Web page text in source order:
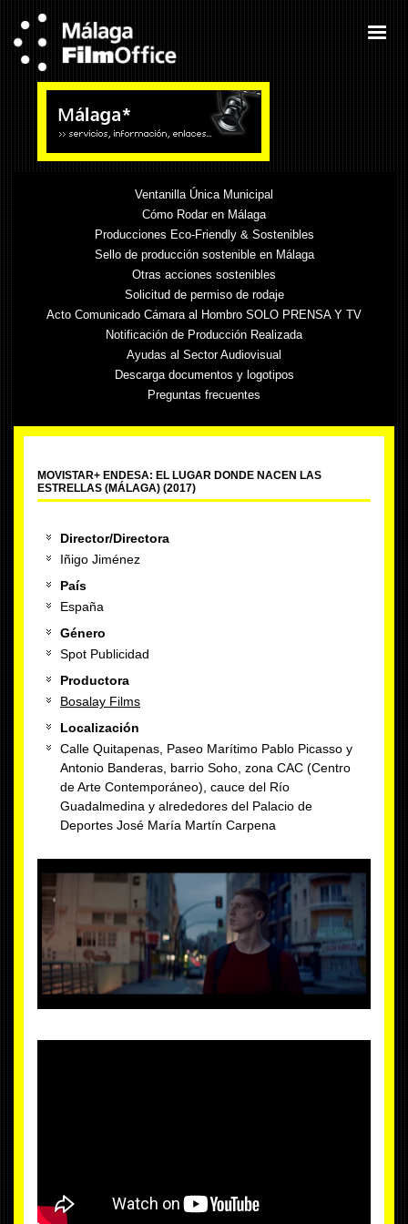
Ventanilla Única Municipal
Cómo Rodar en Málaga
Producciones Eco-Friendly & Sostenibles
Sello de producción sostenible en Málaga
Otras acciones sostenibles
Solicitud de permiso de rodaje
Acto Comunicado Cámara al Hombro SOLO PRENSA Y TV
Notificación de Producción Realizada
Ayudas al Sector Audiovisual
Descarga documentos y logotipos
Preguntas frecuentes
MOVISTAR+ ENDESA: EL LUGAR DONDE NACEN LAS
ESTRELLAS (MÁLAGA) (2017)
Director/Directora
Iñigo Jiménez
País
España
Género
Spot Publicidad
Productora
Bosalay Films
Localización
Calle Quitapenas, Paseo Marítimo Pablo Picasso y
Antonio Banderas, barrio Soho, zona CAC (Centro
de Arte Contemporáneo), cauce del Río
Guadalmedina y alrededores del Palacio de
Deportes José María Martín Carpena